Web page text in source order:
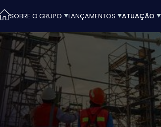
SOBRE O GRUPO LANÇAMENTOS ATUAÇÃO